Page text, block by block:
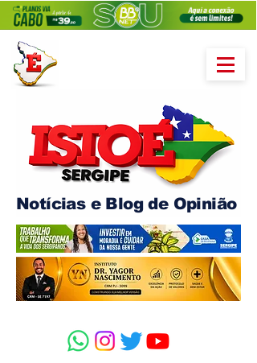
Notícias e Blog de Opinião